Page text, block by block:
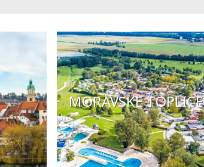
MORAVSKE TOPLICE